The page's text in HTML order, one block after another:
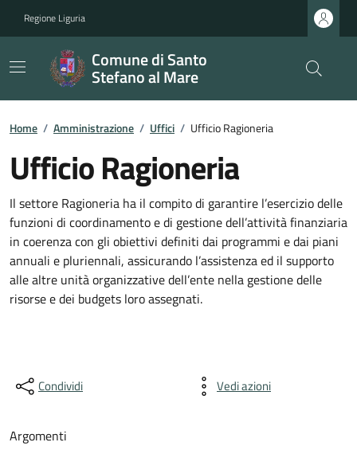
Regione Liguria
Comune di Santo
Stefano al Mare
Home / Amministrazione / Uffici / Ufficio Ragioneria
Ufficio Ragioneria
Il settore Ragioneria ha il compito di garantire l’esercizio delle
funzioni di coordinamento e di gestione dell’attività finanziaria
in coerenza con gli obiettivi definiti dai programmi e dai piani
annuali e pluriennali, assicurando l’assistenza ed il supporto
alle altre unità organizzative dell’ente nella gestione delle
risorse e dei budgets loro assegnati.
Condividi Vedi azioni
Argomenti